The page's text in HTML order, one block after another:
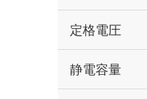
定格電圧
静電容量